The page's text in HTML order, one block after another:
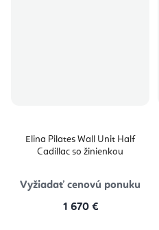
Elina Pilates Wall Unit Half
Cadillac so žinienkou
Vyžiadať cenovú ponuku
1 670 €